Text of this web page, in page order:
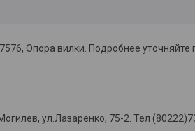
Опора вилки. Подробнее уточняйте
ул.Лазаренко, 75-2. Тел